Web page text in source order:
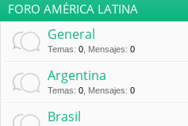
FORO AMÉRICA LATINA
General
Temas: 0 Mensajes: 0
Argentina
Temas: 0 Mensajes: 0
Brasil